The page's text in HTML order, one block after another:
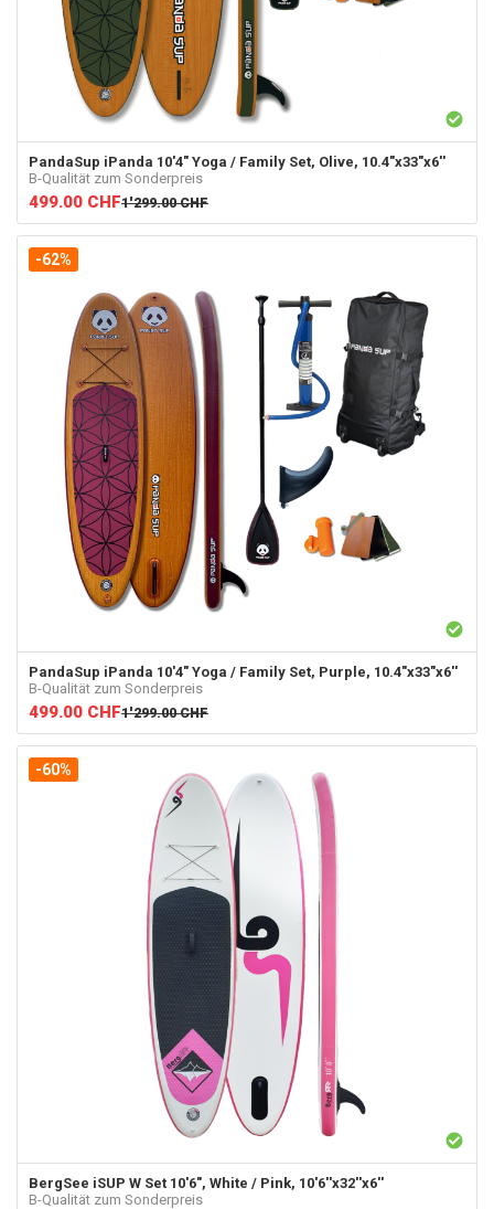
PandaSup iPanda 10'4" Yoga / Family Set, Olive, 10.4"x33"x6''
B-Qualität zum Sonderpreis
499.00 CHF1'299.00 CHF
-62%
PandaSup iPanda 10'4" Yoga / Family Set, Purple, 10.4"x33"x6''
B-Qualität zum Sonderpreis
499.00 CHF1'299.00 CHF
-60%
BergSee iSUP W Set 10'6", White / Pink, 10'6''x32''x6''
B-Qualität zum Sonderpreis